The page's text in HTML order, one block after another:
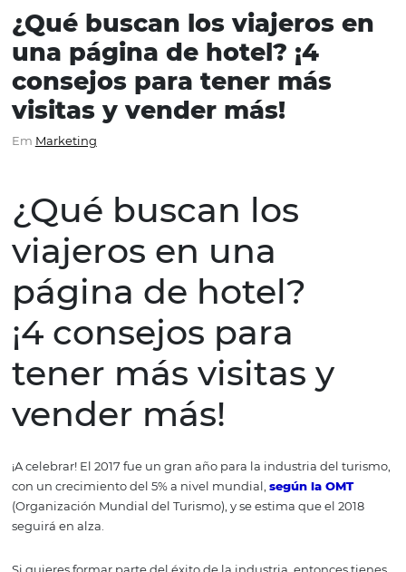
¿Qué buscan los viajeros
una página de hotel? ¡4
consejos para tener más
visitas y vender más!
EmMarketing
¿Qué buscan los
viajeros en una
página de hotel?
¡4 consejos para
tener más visitas y
vender más!